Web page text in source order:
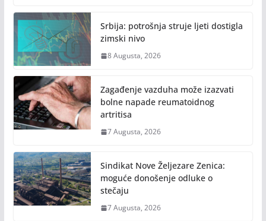
Srbija: potrošnja struje ljeti dostigla
zimski nivo
8 Augusta, 2026
Zagađenje vazduha može izazvati
bolne napade reumatoidnog
artritisa
7 Augusta, 2026
Sindikat Nove Željezare Zenica:
moguće donošenje odluke o
stečaju
7 Augusta, 2026